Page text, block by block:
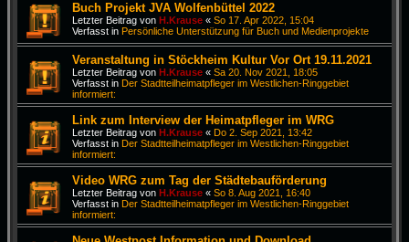
Buch Projekt JVA Wolfenbüttel 2022
Letzter Beitrag von H.Krause « So 17. Apr 2022, 15:04
Verfasst in Persönliche Unterstützung für Buch und Medienprojekte
Veranstaltung in Stöckheim Kultur Vor Ort 19.11.2021
Letzter Beitrag von H.Krause « Sa 20. Nov 2021, 18:05
Verfasst in Der Stadtteilheimatpfleger im Westlichen-Ringgebiet
informiert:
Link zum Interview der Heimatpfleger im WRG
Letzter Beitrag von H.Krause « Do 2. Sep 2021, 13:42
Verfasst in Der Stadtteilheimatpfleger im Westlichen-Ringgebiet
informiert:
Video WRG zum Tag der Städtebauförderung
Letzter Beitrag von H.Krause « So 8. Aug 2021, 16:40
Verfasst in Der Stadtteilheimatpfleger im Westlichen-Ringgebiet
informiert: